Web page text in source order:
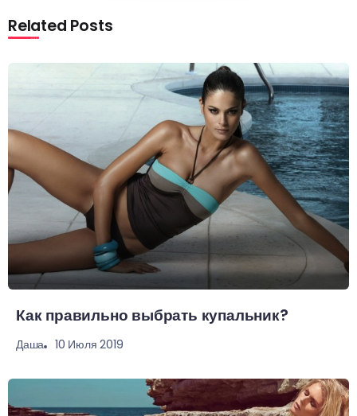
Related Posts
Как правильно выбрать купальник?
Даша 10 Июля 2019